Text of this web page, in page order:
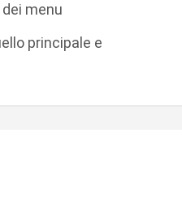
menu
principale e